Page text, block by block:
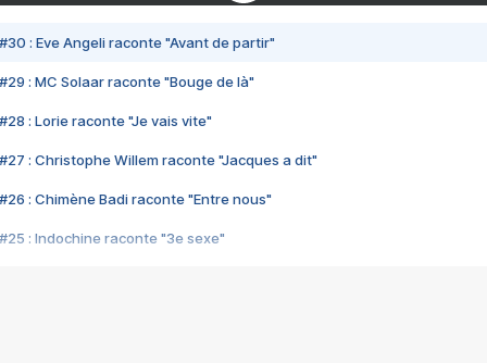
#30 : Eve Angeli raconte "Avant de partir"
#29 : MC Solaar raconte "Bouge de là"
#28 : Lorie raconte "Je vais vite"
#27 : Christophe Willem raconte "Jacques a dit"
#26 : Chimène Badi raconte "Entre nous"
#25 : Indochine raconte "3e sexe"